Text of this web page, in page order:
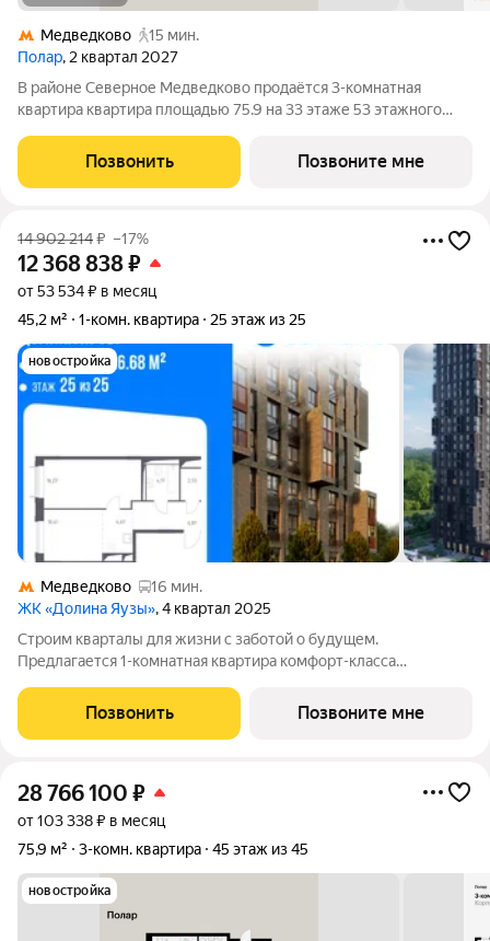
Медведково
15 мин.
Полар, 2 квартал 2027
В районе Северное Медведково продаётся 3-комнатная
квартира квартира площадью 75.9 на 33 этаже 53 этажного
расположение 17 минут пешком до станции метро
«Медведково». 8 минут на автомобиле до
Позвонить Позвоните мне
14 902 214₽ –17%
12 368 838₽
от 53 534 ₽ в месяц
45,2 м²
1-комн. квартира 25 этаж из 25
новостройка
Медведково
16 мин.
ЖК «Долина Яузы», 4 квартал 2025
Строим кварталы для жизни с заботой о будущем.
Предлагается 1-комнатная квартира комфорт-класса
в жилом комплексе "Долина Яузы".Квартиры комплекса на
выбор: могут быть как с отделкой, так и
Позвонить Позвоните мне
28 766 100 ₽
от 103 338 ₽ в месяц
75,9 м²
3-комн. квартира 45 этаж из 45
новостройка